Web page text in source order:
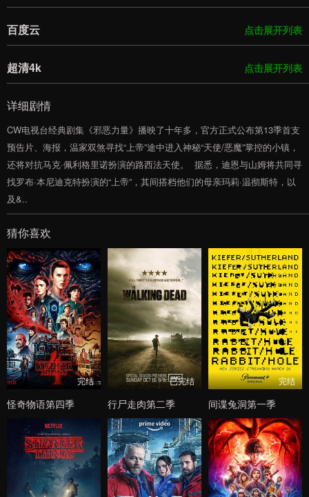
点击展开列表
百度云
点击展开列表
超清4k
详细剧情
CW电视台经典剧集《邪恶力量》播映了十年多，官方正式公布第13季首支
预告片、海报，温家双煞寻找“上帝”途中进入神秘“天使/恶魔”掌控的小镇，
还将对抗马克·佩利格里诺扮演的路西法天使。 据悉，迪恩与山姆将共同寻
找罗布·本尼迪克特扮演的“上帝”，其间搭档他们的母亲玛莉·温彻斯特，以
及&..
猜你喜欢
完结
怪奇物语第四季
已完结
行尸走肉第二季
完结
间谍兔洞第一季